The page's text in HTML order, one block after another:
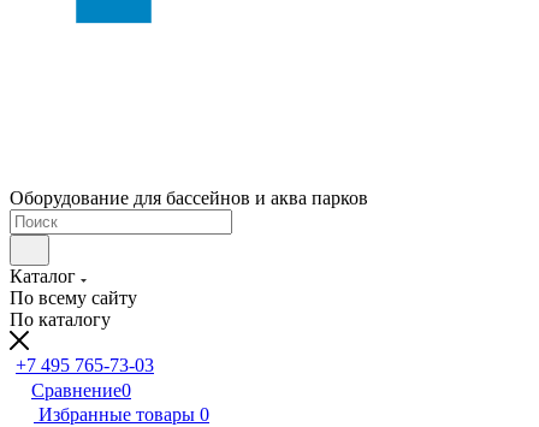
Оборудование для бассейнов и аква парков
Каталог
По всему сайту
По каталогу
+7 495 765-73-03
Сравнение0
Избранные товары 0